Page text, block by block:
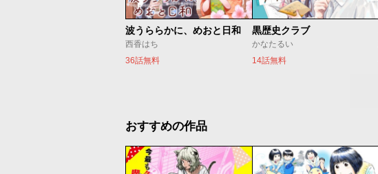
波うららかに、めおと日和
西香はち
36話無料
黒歴史クラブ
かなたるい
14話無料
おすすめの作品